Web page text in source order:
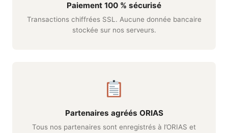
Paiement 100 % sécurisé
Transactions chiffrées SSL. Aucune donnée bancaire
stockée sur nos serveurs.
Partenaires agréés ORIAS
Tous nos partenaires sont enregistrés à l’ORIAS et